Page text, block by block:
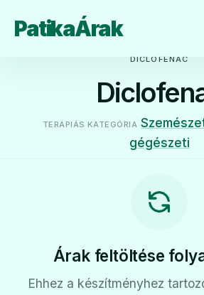
PatikaÁrak
DICLOFENAC
TERÁPIÁS KATEGÓRIA
gégészeti
Árak feltöltése
Ehhez a készítményhez